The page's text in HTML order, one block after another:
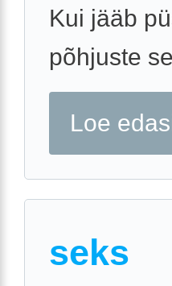
Kui jääb
põhjuste
Loe
seks